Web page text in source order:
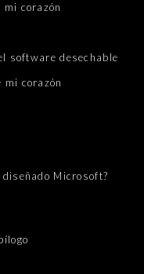
mi corazón
software desechable
mi corazón
Microsoft?